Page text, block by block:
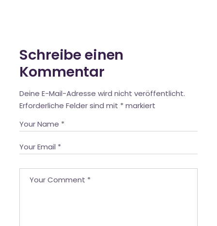
Schreibe einen
Kommentar
Deine E-Mail-Adresse wird nicht veröffentlicht.
Erforderliche Felder sind mit * markiert